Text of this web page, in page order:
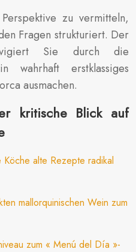
zu vermitteln,
Fragen strukturiert. Der
Sie durch die
wahrhaft erstklassiges
ausmachen.
kritische Blick auf
alte Rezepte radikal
mallorquinischen Wein zum
zum « Menú del Día »-